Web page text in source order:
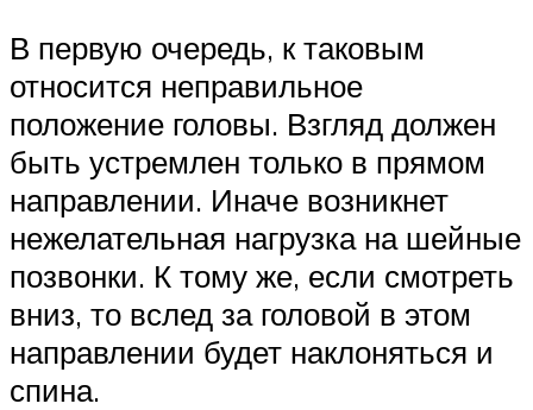
В первую очередь, к таковым
относится неправильное
положение головы. Взгляд должен
быть устремлен только в прямом
направлении. Иначе возникнет
нежелательная нагрузка на шейные
позвонки. К тому же, если смотреть
вниз, то вслед за головой в этом
направлении будет наклоняться и
спина.